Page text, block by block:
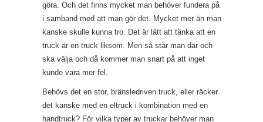
göra. Och det finns mycket man behöver fundera på
i samband med att man gör det. Mycket mer än man
kanske skulle kunna tro. Det är lätt att tänka att en
truck är en truck liksom. Men så står man där och
ska välja och då kommer man snart på att inget
kunde vara mer fel.
Behövs det en stor, bränsledriven truck, eller räcker
det kanske med en eltruck i kombination med en
handtruck? För vilka typer av truckar behöver man